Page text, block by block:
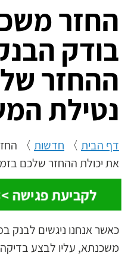
לקביעת פגישה >>
החזר
בודק
ההחזר
נטילת
דף הבית〉חדשות〉החזר
את יכולת ההחזר שלכם
נובמבר 14, 2014
כאשר אנחנו ניגשים לבנק
משכנתא, עליו לבצע בדיקה